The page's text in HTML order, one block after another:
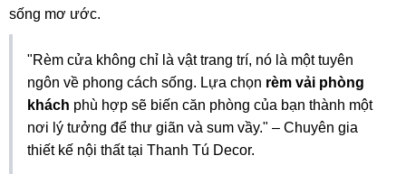
sống mơ ước.
"Rèm cửa không chỉ là vật trang trí, nó là một tuyên
ngôn về phong cách sống. Lựa chọn rèm vải phòng
khách phù hợp sẽ biến căn phòng của bạn thành một
nơi lý tưởng để thư giãn và sum vầy." – Chuyên gia
thiết kế nội thất tại Thanh Tú Decor.